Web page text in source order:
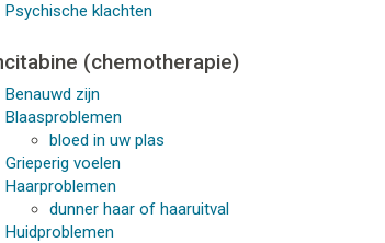
Psychische klachten
(chemotherapie)
Benauwd zijn
Blaasproblemen
bloed in uw plas
Grieperig voelen
Haarproblemen
dunner haar of haaruitval
Huidproblemen